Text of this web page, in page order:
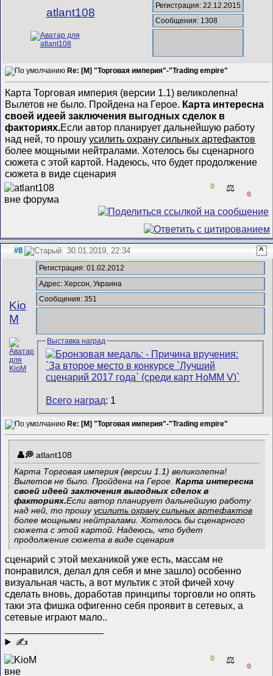
atlant108
Регистрация: 22.12.2015
Сообщения: 1308
Re: [M] "Торговая империя"-"Trading empire"
Карта Торговая империя (версии 1.1) великолепна!
Вылетов не было. Пройдена на Герое. Карта интересна
своей идеей заключения выгодных сделок в
факториях.Если автор планирует дальнейшую работу
над ней, то прошуусилить охрану сильных артефактов
более мощными нейтралами. Хотелось бы сценарного
сюжета с этой картой. Надеюсь, что будет продолжение
сюжета в виде сценария
0 ⚖️
0
#8 30.01.2019, 22:34 ^
Kio
M
Регистрация: 01.02.2012
Адрес: Херсон, Украина
Сообщения: 351
Выставка наград
Всего наград: 1
Re: [M] "Торговая империя"-"Trading empire"
atlant108
Карта Торговая империя (версии 1.1) великолепна!
Вылетов не было. Пройдена на Герое.Карта интересна
своей идеей заключения выгодных сделок в
факториях.Если автор планирует дальнейшую работу
над ней, то прошуусилить охрану сильных артефактов
более мощными нейтралами. Хотелось бы сценарного
сюжета с этой картой. Надеюсь, что будет
продолжение сюжета в виде сценария
сценарий с этой механикой уже есть, массам не
понравился, делал для себя и мне зашло) особенно
визуальная часть, а вот мультик с этой фичей хочу
сделать вновь, доработав принципы торговли но опять
таки эта фишка офигенно себя проявит в сетевых, а
сетевые играют мало..
✍
0 ⚖️
0